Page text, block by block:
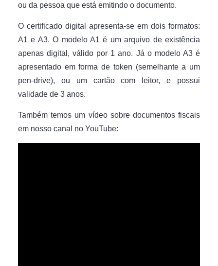
ou da pessoa que está emitindo o documento.
O certificado digital apresenta-se em dois formatos:
A1 e A3. O modelo A1 é um arquivo de existência
apenas digital, válido por 1 ano. Já o modelo A3 é
apresentado em forma de token (semelhante a um
pen-drive), ou um cartão com leitor, e possui
validade de 3 anos.
Também temos um vídeo sobre documentos fiscais
em nosso canal no YouTube: